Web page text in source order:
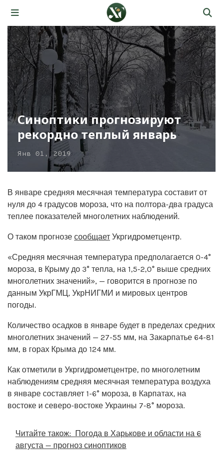
Синоптики прогнозируют
рекордно теплый январь
Янв 01, 2019
В январе средняя месячная температура составит от
нуля до 4 градусов мороза, что на полтора-два градуса
теплее показателей многолетних наблюдений.
О таком прогнозе сообщает Укргидрометцентр.
«Средняя месячная температура предполагается 0-4°
мороза, в Крыму до 3° тепла, на 1,5-2,0° выше средних
многолетних значений», — говорится в прогнозе по
данным УкрГМЦ, УкрНИГМИ и мировых центров
погоды.
Количество осадков в январе будет в пределах средних
многолетних значений — 27-55 мм, на Закарпатье 64-81
мм, в горах Крыма до 124 мм.
Как отметили в Укргидрометцентре, по многолетним
наблюдениям средняя месячная температура воздуха
в январе составляет 1-6° мороза, в Карпатах, на
востоке и северо-востоке Украины 7-8° мороза.
Читайте також: Погода в Харькове и области на 6
августа — прогноз синоптиков